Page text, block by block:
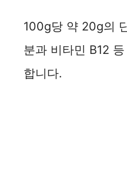
100g당 약 20g의
분과 비타민 B12
합니다.